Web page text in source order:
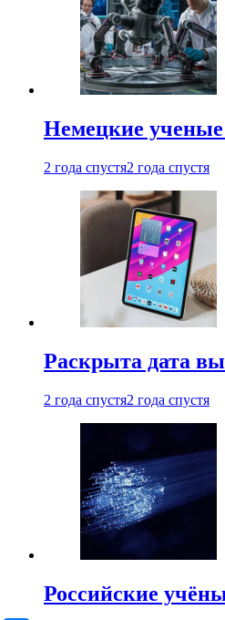
Немецкие ученые
2 года спустя2 года спустя
Раскрыта дата
2 года спустя2 года спустя
Российские